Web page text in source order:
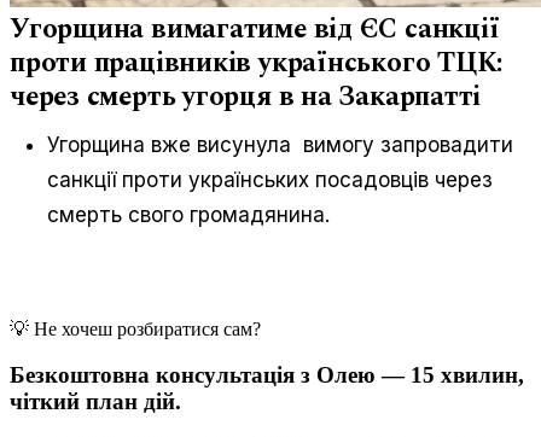
Угорщина вимагатиме від ЄС санкції
проти працівників українського ТЦК:
через смерть угорця в на Закарпатті
Угорщина вже висунула вимогу запровадити
санкції проти українських посадовців через
смерть свого громадянина.
💡 Не хочеш розбиратися сам?
Безкоштовна консультація з Олею — 15 хвилин,
чіткий план дій.